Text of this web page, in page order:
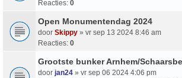
Reacties: 0
Open Monumentendag 2024
door Skippy » vr sep 13 2024 8:46 am
Reacties: 0
Grootste bunker Arnhem/
door jan24 » vr sep 06 2024 4:06 pm